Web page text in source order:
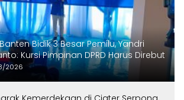
Bidik 3 Besar Pemilu, Yandri
Kursi Pimpinan DPRD Harus Direbut
2026